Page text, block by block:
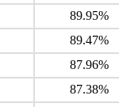
89.95%
89.47%
87.96%
87.38%